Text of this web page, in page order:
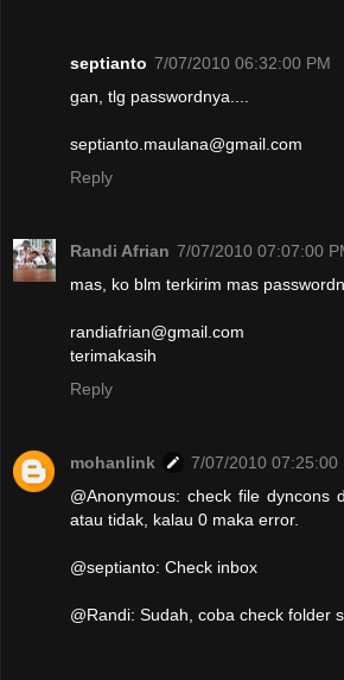
septianto 7/07/2010 06:32:00 PM
gan, tlg passwordnya....
septianto.maulana@gmail.com
Reply
Randi Afrian 7/07/2010 07:07:00
mas, ko blm terkirim mas
randiafrian@gmail.com
terimakasih
Reply
mohanlink
7/07/2010 07:25:00
@Anonymous: check file dyncons
atau tidak, kalau 0 maka error.
@septianto: Check inbox
@Randi: Sudah, coba check folder